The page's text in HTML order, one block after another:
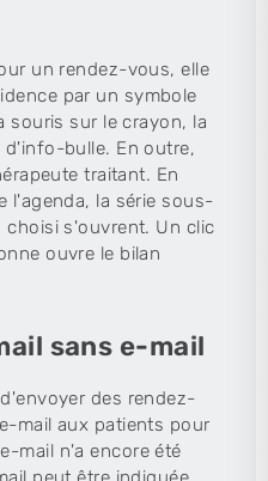
un rendez-vous, elle
par un symbole
souris sur le crayon, la
bulle. En outre,
traitant. En
l'agenda, la série sous-
choisi s'ouvrent. Un clic
ouvre le bilan
sans e-mail
des rendez-
mail aux patients pour
mail n'a encore été